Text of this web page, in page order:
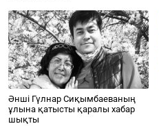
Әнші Гүлнар Сиқымбаеваның
ұлына қатысты қаралы хабар
шықты